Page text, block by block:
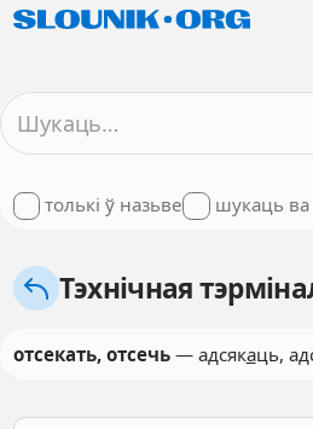
толькі ў назьве шукаць ва
Тэхнічная
отсекать, отсечь— адсякаць,